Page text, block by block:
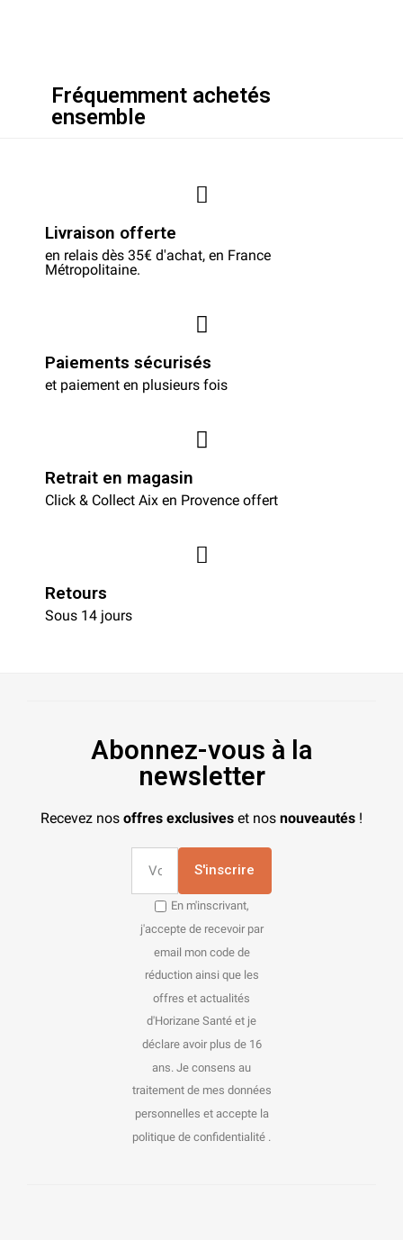
Fréquemment achetés
ensemble
Livraison offerte
en relais dès 35€ d'achat, en France
Métropolitaine.
Paiements sécurisés
et paiement en plusieurs fois
Retrait en magasin
Click & Collect Aix en Provence offert
Retours
Sous 14 jours
Abonnez-vous à la
newsletter
Recevez nos offres exclusives et nos nouveautés !
S'inscrire
En m'inscrivant,
j'accepte de recevoir par
email mon code de
réduction ainsi que les
offres et actualités
d'Horizane Santé et je
déclare avoir plus de 16
ans. Je consens au
traitement de mes données
personnelles et accepte la
politique de confidentialité .